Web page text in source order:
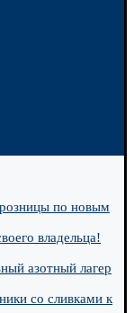
по новым
владельца!
азотный лагер
со сливками к